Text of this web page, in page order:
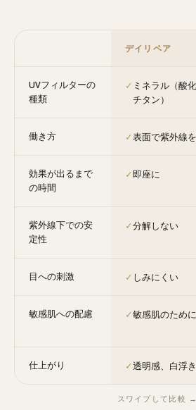
デイリペア
UVフィルターの
種類
✓ ミネラル（酸
チタン）
働き方 ✓表面で紫外線
効果が出るまで
の時間
✓即座に
紫外線下での安
定性
✓分解しない
目への刺激 ✓ しみにくい
敏感肌への配慮 ✓敏感肌のため
仕上がり ✓透明感、白浮
スワイプして比較 →